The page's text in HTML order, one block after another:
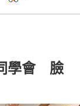
學會 臉